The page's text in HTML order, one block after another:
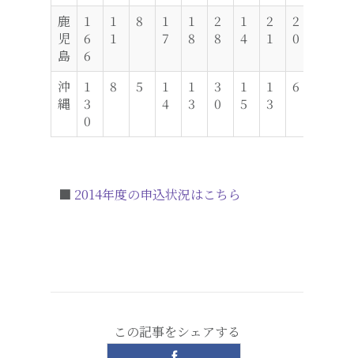
鹿
児
島
1
6
6
1
1
8
1
7
1
8
2
8
1
4
2
1
2
0
沖
縄
1
3
0
8 5
1
4
1
3
3
0
1
5
1
3
6
■ 2014年度の申込状況はこちら
この記事をシェアする